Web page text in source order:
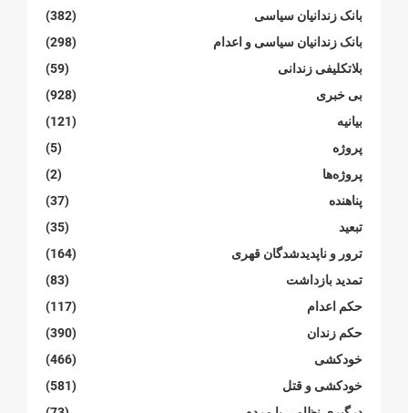
بانک زندانیان سیاسی
(382)
بانک زندانیان سیاسی و اعدام
(298)
بلاتکلیفی زندانی
(59)
بی خبری
(928)
بیانیە
(121)
پروژە
(5)
پروژەها
(2)
پناهنده
(37)
تبعید
(35)
ترور و ناپدیدشدگان قهری
(164)
تمدید بازداشت
(83)
حکم اعدام
(117)
حکم زندان
(390)
خودکشی
(466)
خودکشی و قتل
(581)